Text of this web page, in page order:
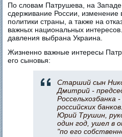
По словам Патрушева, на Западе
сдерживание России, изменение
политики страны, а также на
важных национальных
давления выбрана Украина.
Жизненно важные интересы
его сыновья:
Старший сын
Дмитрий -
Россельхозбанка
российских
Юрий Трушин,
один год, ушел в
"по его